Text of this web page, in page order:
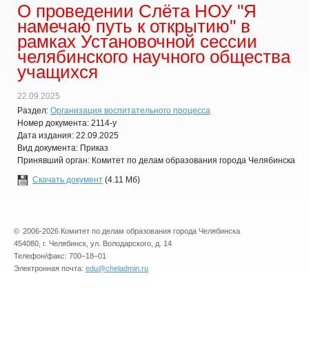
О проведении Слёта НОУ "Я
намечаю путь к открытию" в
рамках Установочной сессии
челябинского научного общества
учащихся
22.09.2025
Раздел: Организация воспитательного процесса
Номер документа: 2114-у
Дата издания: 22.09.2025
Вид документа: Приказ
Принявший орган: Комитет по делам образования города Челябинска
Скачать документ (4.11 Мб)
© 2006-2026 Комитет по делам образования города Челябинска
454080, г. Челябинск, ул. Володарского, д. 14
Телефон/факс: 700–18–01
Электронная почта: edu@cheladmin.ru